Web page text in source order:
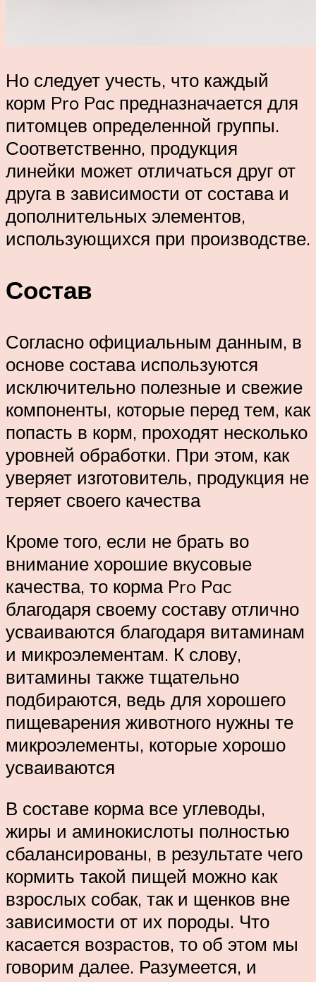
Но следует учесть, что каждый
корм Pro Pac предназначается для
питомцев определенной группы.
Соответственно, продукция
линейки может отличаться друг от
друга в зависимости от состава и
дополнительных элементов,
использующихся при производстве.
Состав
Согласно официальным данным, в
основе состава используются
исключительно полезные и свежие
компоненты, которые перед тем, как
попасть в корм, проходят несколько
уровней обработки. При этом, как
уверяет изготовитель, продукция не
теряет своего качества
Кроме того, если не брать во
внимание хорошие вкусовые
качества, то корма Pro Pac
благодаря своему составу отлично
усваиваются благодаря витаминам
и микроэлементам. К слову,
витамины также тщательно
подбираются, ведь для хорошего
пищеварения животного нужны те
микроэлементы, которые хорошо
усваиваются
В составе корма все углеводы,
жиры и аминокислоты полностью
сбалансированы, в результате чего
кормить такой пищей можно как
взрослых собак, так и щенков вне
зависимости от их породы. Что
касается возрастов, то об этом мы
говорим далее. Разумеется, и